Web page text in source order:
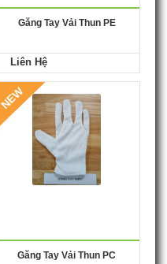
Găng Tay Vải Thun PE
Liên Hệ
NEW
Găng Tay Vải Thun PC